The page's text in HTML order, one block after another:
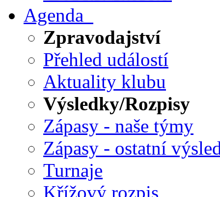
Agenda
Zpravodajství
Přehled událostí
Aktuality klubu
Výsledky/Rozpisy
Zápasy - naše týmy
Zápasy - ostatní
Turnaje
Křížový rozpis